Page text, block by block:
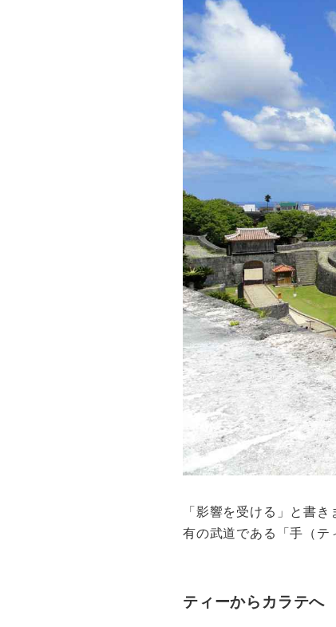
「影響を受ける」と書
有の武道である「手（テ
ティーからカラテへ